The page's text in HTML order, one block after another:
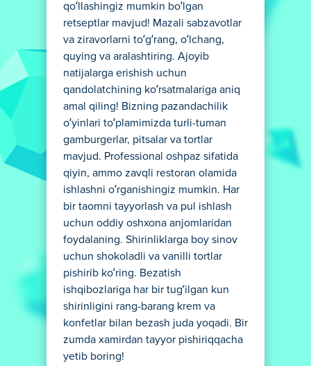
qo‘llashingiz mumkin bo‘lgan
retseptlar mavjud! Mazali sabzavotlar
va ziravorlarni to‘g‘rang, o‘lchang,
quying va aralashtiring. Ajoyib
natijalarga erishish uchun
qandolatchining ko‘rsatmalariga aniq
amal qiling! Bizning pazandachilik
o‘yinlari to‘plamimizda turli-tuman
gamburgerlar, pitsalar va tortlar
mavjud. Professional oshpaz sifatida
qiyin, ammo zavqli restoran olamida
ishlashni o‘rganishingiz mumkin. Har
bir taomni tayyorlash va pul ishlash
uchun oddiy oshxona anjomlaridan
foydalaning. Shirinliklarga boy sinov
uchun shokoladli va vanilli tortlar
pishirib ko‘ring. Bezatish
ishqibozlariga har bir tug‘ilgan kun
shirinligini rang-barang krem va
konfetlar bilan bezash juda yoqadi. Bir
zumda xamirdan tayyor pishiriqqacha
yetib boring!